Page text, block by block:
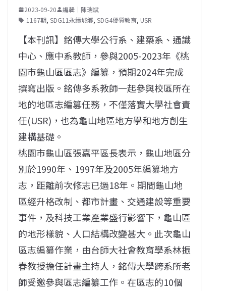
2023-09-20
編輯｜陳瑞斌
1167期, SDG11永續城鄉, SDG4優質教育, USR
【本刊訊】銘傳大學公行系、建築系、通識
中心、應中系教師， 參與2005-2023年《桃
園市龜山區區志》編纂， 預期2024年完成
撰寫出版。 銘傳多系教師一起參與校區所在
地的地區志編篡任務，不僅落實大學社會責
任(USR)， 也為龜山地區地方學和地方創生
建構基礎。
桃園市龜山區張嘉平區長表示，龜山地區分
別於1990年、1997年及2005年編纂地方
志，距離前次修志已過18年。期間龜山地
區經升格改制、都市計畫、交通建設等重要
事件，及科技工業產業盛行影響下，龜山區
的地形樣貌、 人口結構改變甚大。此次龜山
區志編纂作業，由台師大社會教育學系林振
春教授擔任計畫主持人，銘傳大學跨系所老
師受邀參與區志編纂工作。在區志的10個